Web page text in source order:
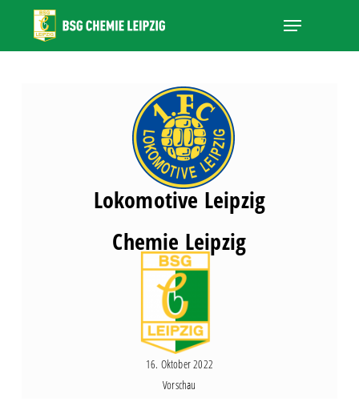
main
Menu
Lokomotive Leipzig
Chemie Leipzig
16. Oktober 2022
Vorschau
Close